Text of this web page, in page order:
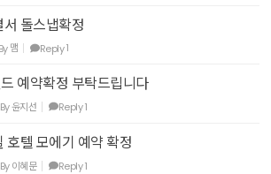
돌스냅확정
맴 Reply1
예약확정 부탁드립니다
By윤지선 Reply1
호텔 모에기 예약 확정
By이혜문 Reply1